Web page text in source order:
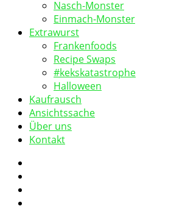
Nasch-Monster
Einmach-Monster
Extrawurst
Frankenfoods
Recipe Swaps
#kekskatastrophe
Halloween
Kaufrausch
Ansichtssache
Über uns
Kontakt